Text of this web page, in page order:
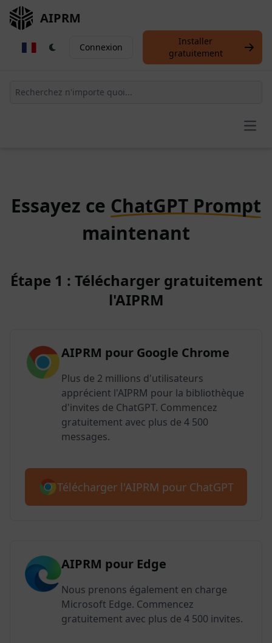
AIPRM
Connexion
Installer
gratuitement
Essayez ce ChatGPT Prompt
maintenant
Étape 1 : Télécharger gratuitement
l'AIPRM
AIPRM pour Google Chrome
Plus de 2 millions d'utilisateurs
apprécient l'AIPRM pour la bibliothèque
d'invites de ChatGPT. Commencez
gratuitement avec plus de 4 500
messages.
Télécharger l'AIPRM pour ChatGPT
AIPRM pour Edge
Nous prenons également en charge
Microsoft Edge. Commencez
gratuitement avec plus de 4 500 invites.